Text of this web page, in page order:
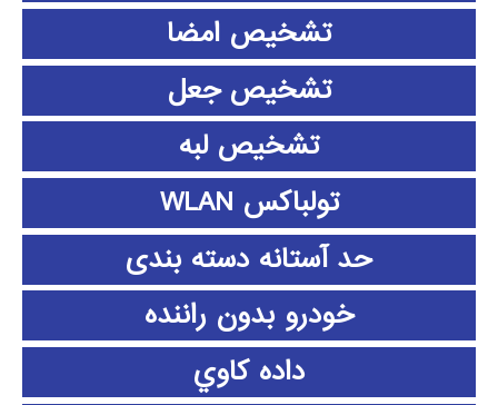
تشخیص امضا
تشخیص جعل
تشخیص لبه
تولباکس WLAN
حد آستانه دسته بندی
خودرو بدون راننده
داده كاوي